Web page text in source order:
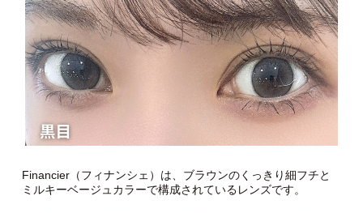
Financier（フィナンシェ）は、ブラウンのくっきり細フチと
ミルキーベージュカラーで構成されているレンズです。